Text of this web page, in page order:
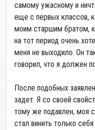
самому ужасному и
еще с первых классов,
моим старшим братом,
на тот период очень
меня не выходило. Он
говорил, что я должен
После подобных
задет. Я со своей
тому же подавлен, моя
стал винить только